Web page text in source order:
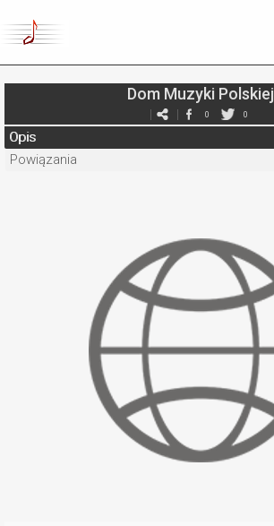
Dom Muzyki Polskiej
0 0
Opis
Powiązania